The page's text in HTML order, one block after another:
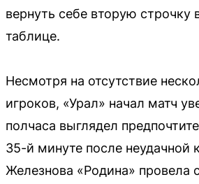
вернуть себе вторую строчку
таблице.
Несмотря на отсутствие
игроков, «Урал» начал матч
полчаса выглядел
35-й минуте после неудачной
Железнова «Родина» провела